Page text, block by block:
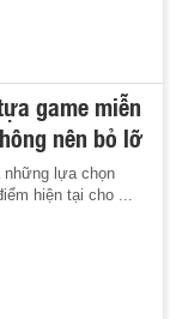
game miễn
nên bỏ lỡ
lựa chọn
hiện tại cho ...